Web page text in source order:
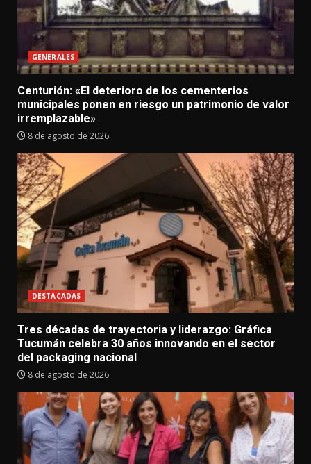
GENERALES
Centurión: «El deterioro de los cementerios
municipales ponen en riesgo un patrimonio de valor
irremplazable»
8 de agosto de 2026
DESTACADAS
Tres décadas de trayectoria y liderazgo: Gráfica
Tucumán celebra 30 años innovando en el sector
del packaging nacional
8 de agosto de 2026